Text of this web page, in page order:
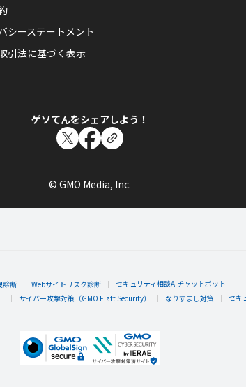
シーステートメント
引法に基づく表示
ゲソてんをシェアしよう！
© GMO Media, Inc.
診断 Webサイトリスク診断
セキュリティ相談AIチャットボット
サイバー攻撃対策（GMO Flatt Security） なりすまし対策 セキ